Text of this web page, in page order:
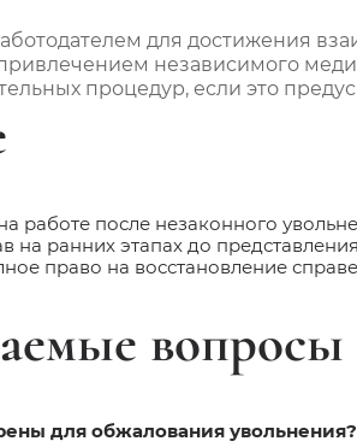
для достижения
независимого
процедур, если это
работе после незаконного
на ранних этапах до
право на восстановление
вопросы
для обжалования увольнения?